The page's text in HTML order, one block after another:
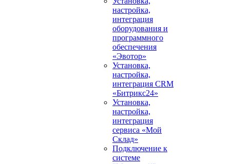
настройка,
интеграция
оборудования и
программного
обеспечения
«Эвотор»
Установка,
настройка,
интеграция CRM
«Битрикс24»
Установка,
настройка,
интеграция
сервиса «Мой
Склад»
Подключение к
системе